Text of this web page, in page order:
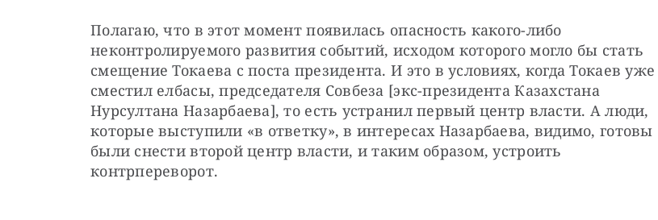
Полагаю, что в этот момент появилась опасность какого-либо
неконтролируемого развития событий, исходом которого могло бы стать
смещение Токаева с поста президента. И это в условиях, когда Токаев уже
сместил елбасы, председателя Совбеза [экс-президента Казахстана
Нурсултана Назарбаева], то есть устранил первый центр власти. А люди,
которые выступили «в ответку», в интересах Назарбаева, видимо, готовы
были снести второй центр власти, и таким образом, устроить
контрпереворот.